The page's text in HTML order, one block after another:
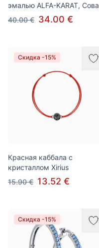
эмалью ALFA-KARAT, Сова
40.00 € 34.00 €
Скидка -15%
Красная каббала с
кристаллом Xirius
15.90 € 13.52 €
Скидка -15%